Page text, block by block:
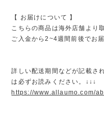
【 お届けについて 】
こちらの商品は海外店舗より
ご入金から2~4週間前後でお
詳しい配送期間などが記載さ
は必ずお読みください。↓↓↓
https://www.allaumo.com/